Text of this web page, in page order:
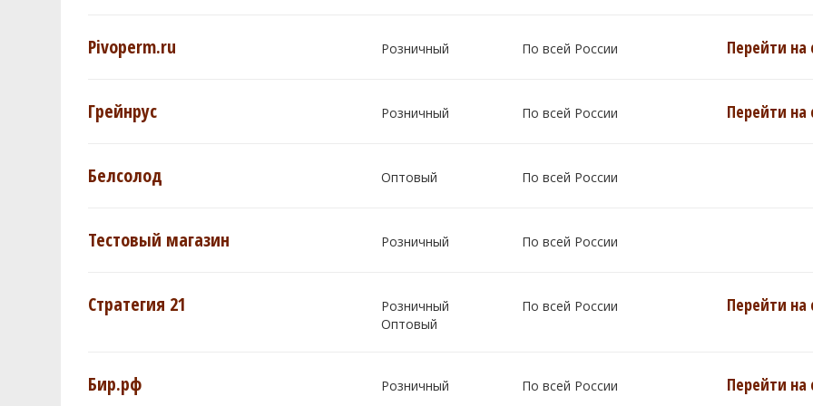
Pivoperm.ru Розничный По всей России Перейти на
Грейнрус Розничный По всей России Перейти на
Белсолод Оптовый По всей России
Тестовый магазин Розничный По всей России
Стратегия 21
Розничный
Оптовый
По всей России Перейти на
Бир.рф Розничный По всей России Перейти на